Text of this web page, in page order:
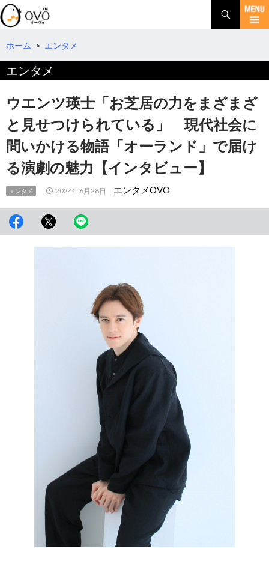
検
索
コ
テ
へ
ホーム > エンタメ
エンタメ
ウエンツ瑛士「お芝居の力をまざまざ
と見せつけられている」 現代社会に
問いかける物語「オーランド」で届け
る演劇の魅力【インタビュー】
エンタメ 2024年6月28日 エンタメOVO